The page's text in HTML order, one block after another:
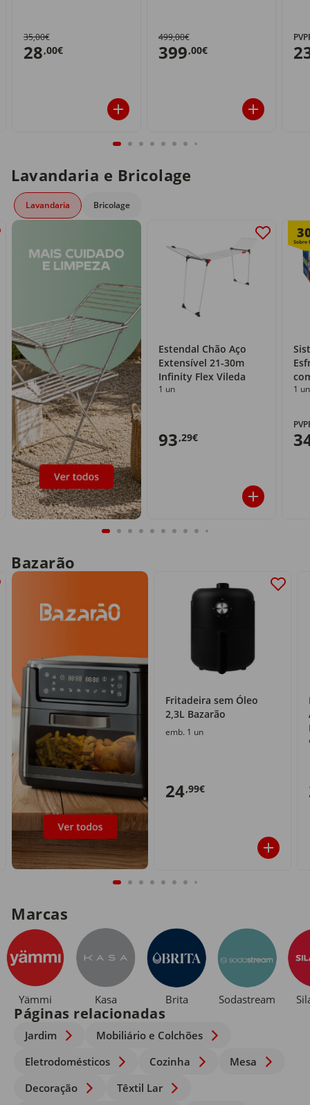
35,00€
28,00€
499,00€
399,00€
Lavandaria e Bricolage
Lavandaria Bricolage
Estendal Chão Aço
Extensível 21-30m
Infinity Flex Vileda
1 un
93,29€
1 un
Bazarão
Fritadeira sem Óleo
2,3L Bazarão
emb. 1 un
24,99€
Marcas
Yämmi Kasa Brita Sodastream
Páginas relacionadas
Jardim
Mobiliário e Colchões
Eletrodomésticos
Cozinha
Mesa
Decoração
Têxtil Lar